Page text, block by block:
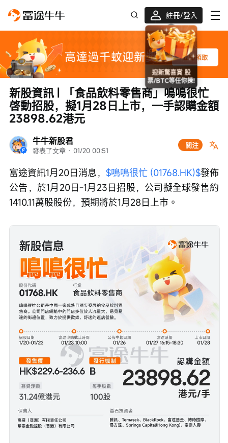
註冊/登入
迎新驚喜賞 股票/BTC等任你揀!
牛牛新股君
發表了文章 · 01/20 00:51
關注
新股資訊 | 「食品飲料零售商」鳴鳴很忙
啓動招股，擬1月28日上市，一手認購金額
23898.62港元
富途資訊1月20日消息， $鳴鳴很忙 (01768.HK)$發佈
公告，於1月20日-1月23日招股，公司擬全球發售約
1410.11萬股股份，預期將於1月28日上市。